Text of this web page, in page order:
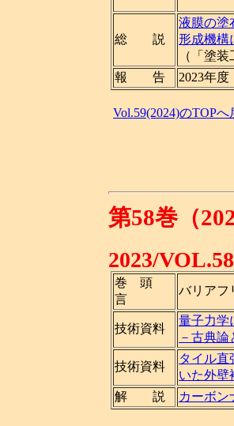
総 説
液膜の塗
形成機構
（「塗
報 告
2023年
Vol.59(2024)のTOPへ
第58巻（
2023/
巻 頭
言
バリアフ
技術資料
量子力学
－古典
技術資料
タイル直
いた外壁
解 説
カーボン